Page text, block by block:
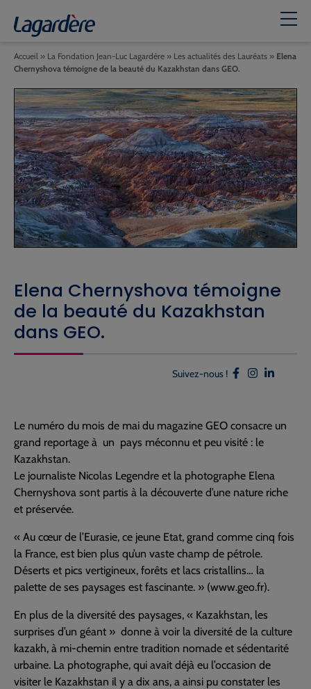
Elena Chernyshova témoigne
de la beauté du Kazakhstan
dans GEO.
Accueil » La Fondation Jean-Luc Lagardère » Les actualités des Lauréats » Elena
Chernyshova témoigne de la beauté du Kazakhstan dans GEO.
Suivez-nous !
Le numéro du mois de mai du magazine GEO consacre un
grand reportage à un pays méconnu et peu visité : le
Kazakhstan.
Le journaliste Nicolas Legendre et la photographe Elena
Chernyshova sont partis à la découverte d’une nature riche
et préservée.
« Au cœur de l’Eurasie, ce jeune Etat, grand comme cinq fois
la France, est bien plus qu’un vaste champ de pétrole.
Déserts et pics vertigineux, forêts et lacs cristallins… la
palette de ses paysages est fascinante. » (www.geo.fr).
En plus de la diversité des paysages, « Kazakhstan, les
surprises d’un géant » donne à voir la diversité de la culture
kazakh, à mi-chemin entre tradition nomade et sédentarité
urbaine. La photographe, qui avait déjà eu l’occasion de
visiter le Kazakhstan il y a dix ans, a ainsi pu constater les